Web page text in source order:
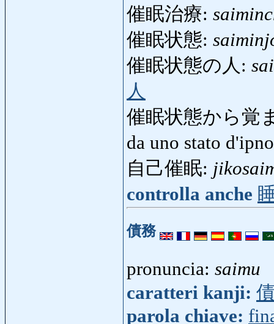
催眠治療:
催眠状態:
催眠状態の人:
人
催眠状態から覚
da uno stato
自己催眠:
controlla anche
債務
pronuncia: saimu
caratteri kanji:
parola chiave: